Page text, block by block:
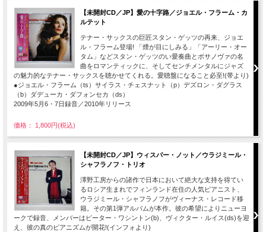
【未開封CD／JP】愛の十字路／ジョエル・フラーム・カ
ルテット
テナー・サックスの巨匠スタン・ゲッツの再来、ジョエ
ル・フラーム登場! 「煙が目にしみる」「アーリー・オー
タム」などスタン・ゲッツのい愛奏曲とボサノヴァの名
曲をロマンティックに、そしてセンチメンタルにジャズ
の魅力的なテナー・サックスを聴かせてくれる。愛聴盤になること必至!(帯より)
●ジョエル・フラーム（ts）サイラス・チェスナット（p）デズロン・ダグラス
（b）ダデューカ・ダフォンセカ（ds）
2009年5月6・7日録音／2010年リリース
価格： 1,800円(税込)
【未開封CD／JP】ウィスパー・ノット／ウラジミール・
シャフラノフ・トリオ
澤野工房からの諸作で日本において絶大な支持を得てい
るロシア生まれでフィンランド在住の人気ピアニスト、
ウラジミール・シャフラノフがヴィーナス・レコード移
籍。その第1弾アルバムが本作。彼の希望によりニューヨ
ークで録音、メンバーはピーター・ワシントン(b)、ヴィクター・ルイス(ds)を迎
え、彼の真のピアニズムが開花!(インフォより)